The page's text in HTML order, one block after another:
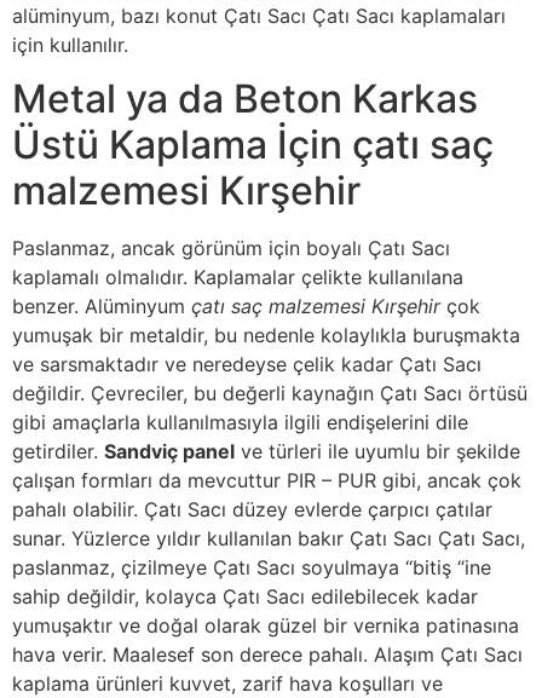
alüminyum, bazı konut Çatı Sacı Çatı Sacı kaplamaları
için kullanılır.
Metal ya da Beton Karkas
Üstü Kaplama İçin çatı saç
malzemesi Kırşehir
Paslanmaz, ancak görünüm için boyalı Çatı Sacı
kaplamalı olmalıdır. Kaplamalar çelikte kullanılana
benzer. Alüminyum çatı saç malzemesi Kırşehirçok
yumuşak bir metaldir, bu nedenle kolaylıkla buruşmakta
ve sarsmaktadır ve neredeyse çelik kadar Çatı Sacı
değildir. Çevreciler, bu değerli kaynağın Çatı Sacı örtüsü
gibi amaçlarla kullanılmasıyla ilgili endişelerini dile
getirdiler. Sandviç panel ve türleri ile uyumlu bir şekilde
çalışan formları da mevcuttur PIR – PUR gibi, ancak çok
pahalı olabilir. Çatı Sacı düzey evlerde çarpıcı çatılar
sunar. Yüzlerce yıldır kullanılan bakır Çatı Sacı Çatı Sacı,
paslanmaz, çizilmeye Çatı Sacı soyulmaya “bitiş “ine
sahip değildir, kolayca Çatı Sacı edilebilecek kadar
yumuşaktır ve doğal olarak güzel bir vernika patinasına
hava verir. Maalesef son derece pahalı. Alaşım Çatı Sacı
kaplama ürünleri kuvvet, zarif hava koşulları ve